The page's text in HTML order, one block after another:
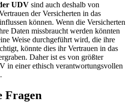
UDV sind auch deshalb von
der Versicherten in das
können. Wenn die Versicherten
Daten missbraucht werden könnten
Weise durchgeführt wird, die ihre
könnte dies ihr Vertrauen in das
Daher ist es von größter
in einer ethisch verantwortungsvollen
Fragen